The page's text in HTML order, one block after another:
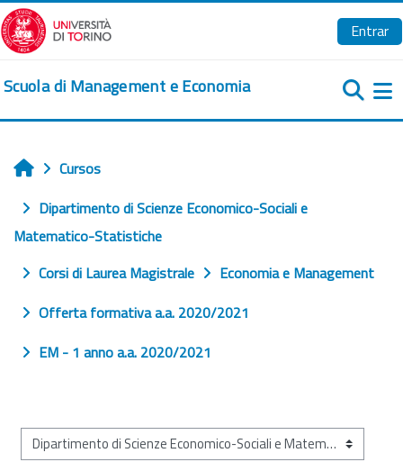
Salta al contenido principal
Entrar
Scuola di Management e Economia
Inicio
Cursos
Dipartimento di Scienze Economico-Sociali e
Matematico-Statistiche
Corsi di Laurea Magistrale
Economia e Management
Offerta formativa a.a. 2020/2021
EM - 1 anno a.a. 2020/2021
Categorías